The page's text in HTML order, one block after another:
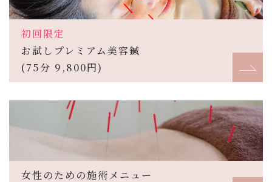
初回限定
お試しプレミアム美容鍼
(75分 9,800円)
女性のための施術メニュー